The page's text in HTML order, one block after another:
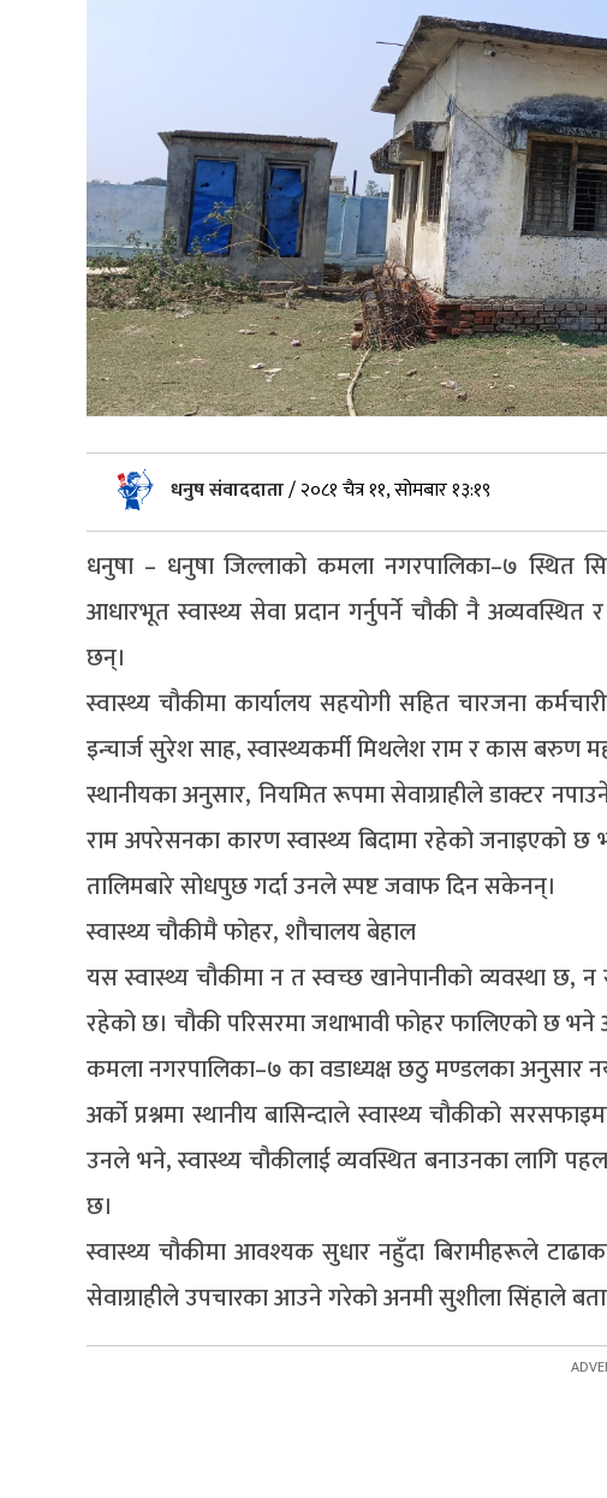
धनुष संवाददाता/२०८१ चैत्र ११, सोमबार १३:१९
धनुषा – धनुषा जिल्लाको कमला नगरपालिका–७ स्थित
आधारभूत स्वास्थ्य सेवा प्रदान गर्नुपर्ने चौकी नै अव्यवस्थित
छन्।
स्वास्थ्य चौकीमा कार्यालय सहयोगी सहित चारजना
इन्चार्ज सुरेश साह, स्वास्थ्यकर्मी मिथलेश राम र कास बरुण
स्थानीयका अनुसार, नियमित रूपमा सेवाग्राहीले डाक्टर
राम अपरेसनका कारण स्वास्थ्य बिदामा रहेको जनाइएको छ
तालिमबारे सोधपुछ गर्दा उनले स्पष्ट जवाफ दिन सकेनन्।
स्वास्थ्य चौकीमै फोहर, शौचालय बेहाल
यस स्वास्थ्य चौकीमा न त स्वच्छ खानेपानीको व्यवस्था छ, न
रहेको छ। चौकी परिसरमा जथाभावी फोहर फालिएको छ
कमला नगरपालिका–७ का वडाध्यक्ष छठु मण्डलका अनुसार
अर्को प्रश्नमा स्थानीय बासिन्दाले स्वास्थ्य चौकीको
उनले भने, स्वास्थ्य चौकीलाई व्यवस्थित बनाउनका लागि
छ।
स्वास्थ्य चौकीमा आवश्यक सुधार नहुँदा बिरामीहरूले
सेवाग्राहीले उपचारका आउने गरेको अनमी सुशीला सिंहाले